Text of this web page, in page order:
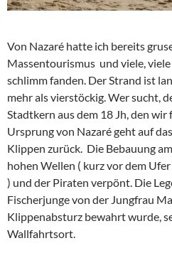
Von Nazaré hatte ich bereits
Massentourismus und viele,
schlimm fanden. Der Strand ist
mehr als vierstöckig. Wer sucht,
Stadtkern aus dem 18 Jh, den
Ursprung von Nazaré geht auf
Klippen zurück. Die Bebauung
hohen Wellen ( kurz vor dem
) und der Piraten verpönt. Die
Fischerjunge von der Jungfrau
Klippenabsturz bewahrt wurde,
Wallfahrtsort.